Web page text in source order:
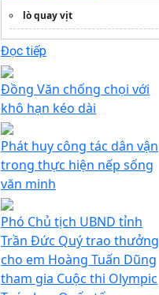
lò quay vịt
Đọc tiếp
Đồng Văn chống chọi với
khô hạn kéo dài
Phát huy công tác dân vận
trong thực hiện nếp sống
văn minh
Phó Chủ tịch UBND tỉnh
Trần Đức Quý trao thưởng
cho em Hoàng Tuấn Dũng
tham gia Cuộc thi Olympic